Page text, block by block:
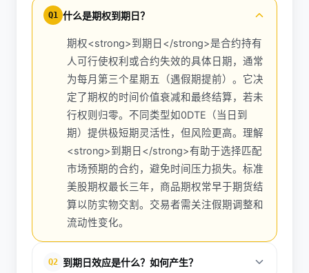
Q1 什么是期权到期日？
期权<strong>到期日</strong>是合约持有
人可行使权利或合约失效的具体日期，通常
为每月第三个星期五（遇假期提前）。它决
定了期权的时间价值衰减和最终结算，若未
行权则归零。不同类型如0DTE（当日到
期）提供极短期灵活性，但风险更高。理解
<strong>到期日</strong>有助于选择匹配
市场预期的合约，避免时间压力损失。标准
美股期权最长三年，商品期权常早于期货结
算以防实物交割。交易者需关注假期调整和
流动性变化。
Q2 到期日效应是什么？如何产生？